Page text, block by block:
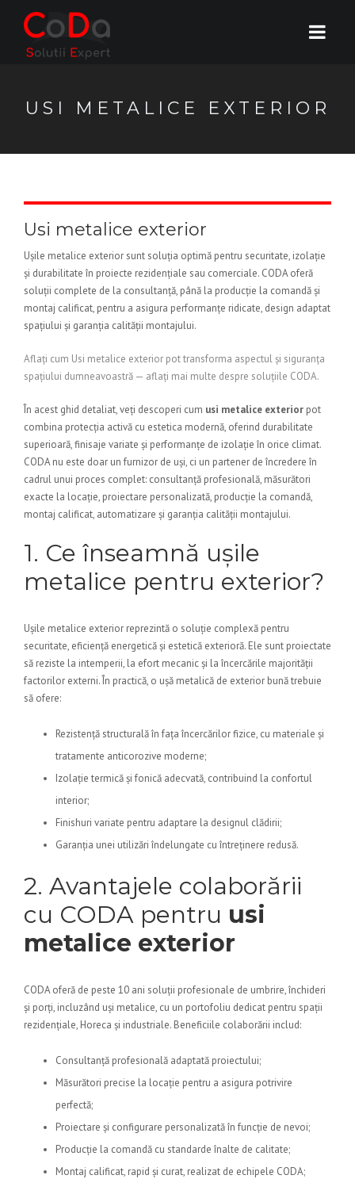
USI METALICE EXTERIOR
Usi metalice exterior
Ușile metalice exterior sunt soluția optimă pentru securitate, izolație
și durabilitate în proiecte rezidențiale sau comerciale. CODA oferă
soluții complete de la consultanță, până la producție la comandă și
montaj calificat, pentru a asigura performanțe ridicate, design adaptat
spațiului și garanția calității montajului.
Aflați cum Usi metalice exterior pot transforma aspectul și siguranța
spațiului dumneavoastră — aflați mai multe despre soluțiile CODA.
În acest ghid detaliat, veți descoperi cum usi metalice exterior pot
combina protecția activă cu estetica modernă, oferind durabilitate
superioară, finisaje variate și performanțe de izolație în orice climat.
CODA nu este doar un furnizor de uși, ci un partener de încredere în
cadrul unui proces complet: consultanță profesională, măsurători
exacte la locație, proiectare personalizată, producție la comandă,
montaj calificat, automatizare și garanția calității montajului.
1. Ce înseamnă ușile
metalice pentru exterior?
Ușile metalice exterior reprezintă o soluție complexă pentru
securitate, eficiență energetică și estetică exterioră. Ele sunt proiectate
să reziste la intemperii, la efort mecanic și la încercările majorității
factorilor externi. În practică, o ușă metalică de exterior bună trebuie
să ofere:
Rezistență structurală în fața încercărilor fizice, cu materiale și
tratamente anticorozive moderne;
Izolație termică și fonică adecvată, contribuind la confortul
interior;
Finishuri variate pentru adaptare la designul clădirii;
Garanția unei utilizări îndelungate cu întreținere redusă.
2. Avantajele colaborării
cu CODA pentru usi
metalice exterior
CODA oferă de peste 10 ani soluții profesionale de umbrire, închideri
și porți, incluzând uși metalice, cu un portofoliu dedicat pentru spații
rezidențiale, Horeca și industriale. Beneficiile colaborării includ:
Consultanță profesională adaptată proiectului;
Măsurători precise la locație pentru a asigura potrivire
perfectă;
Proiectare și configurare personalizată în funcție de nevoi;
Producție la comandă cu standarde înalte de calitate;
Montaj calificat, rapid și curat, realizat de echipele CODA;